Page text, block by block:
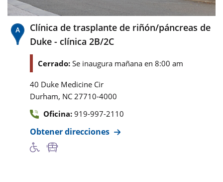
Clínica de trasplante de riñón/páncreas de
Duke - clínica 2B/2C
Cerrado: Se inaugura mañana en 8:00 am
40 Duke Medicine Cir
Durham, NC 27710-4000
Oficina: 919-997-2110
Obtener direcciones